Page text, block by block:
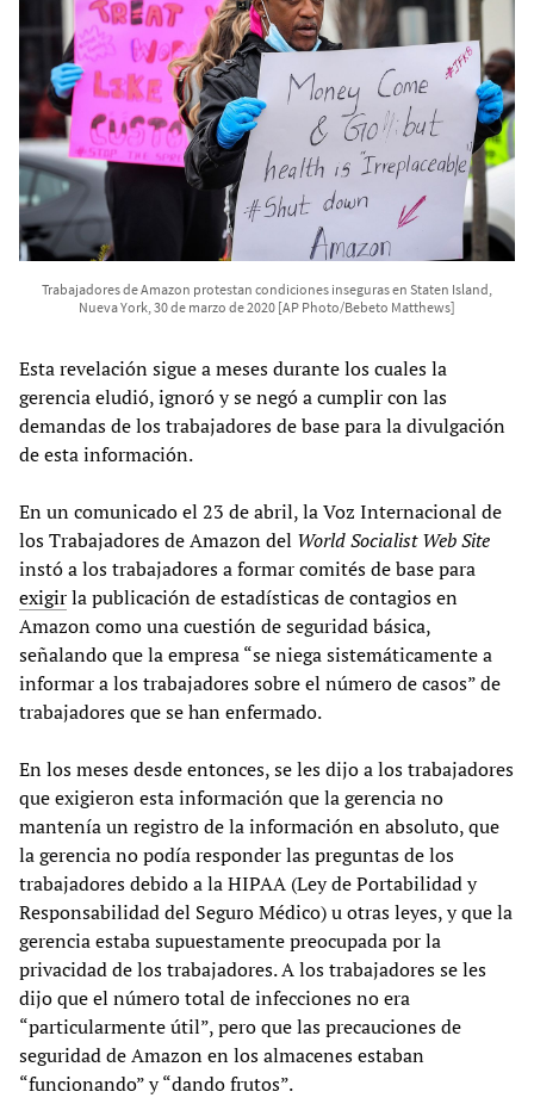
Trabajadores de Amazon protestan condiciones inseguras en Staten Island,
Nueva York, 30 de marzo de 2020 [AP Photo/Bebeto Matthews]
Esta revelación sigue a meses durante los cuales la
gerencia eludió, ignoró y se negó a cumplir con las
demandas de los trabajadores de base para la divulgación
de esta información.
En un comunicado el 23 de abril, la Voz Internacional de
los Trabajadores de Amazon del World Socialist Web Site
instó a los trabajadores a formar comités de base para
exigirla publicación de estadísticas de contagios en
Amazon como una cuestión de seguridad básica,
señalando que la empresa “se niega sistemáticamente a
informar a los trabajadores sobre el número de casos” de
trabajadores que se han enfermado.
En los meses desde entonces, se les dijo a los trabajadores
que exigieron esta información que la gerencia no
mantenía un registro de la información en absoluto, que
la gerencia no podía responder las preguntas de los
trabajadores debido a la HIPAA (Ley de Portabilidad y
Responsabilidad del Seguro Médico) u otras leyes, y que la
gerencia estaba supuestamente preocupada por la
privacidad de los trabajadores. A los trabajadores se les
dijo que el número total de infecciones no era
“particularmente útil”, pero que las precauciones de
seguridad de Amazon en los almacenes estaban
“funcionando” y “dando frutos”.